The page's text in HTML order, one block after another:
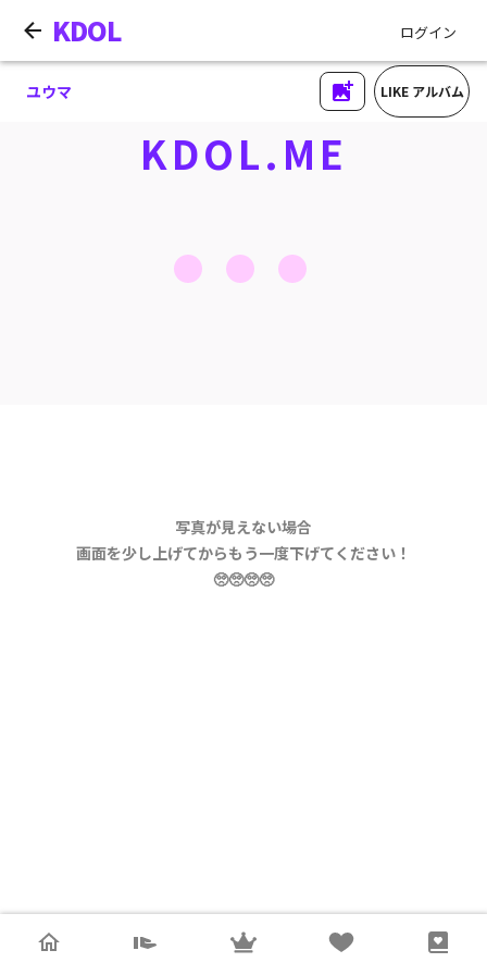
KDOL ログイン
ユウマ LIKE アルバム
KDOL.ME
写真が見えない場合
画面を少し上げてからもう一度下げてください！
🥺🥺🥺🥺